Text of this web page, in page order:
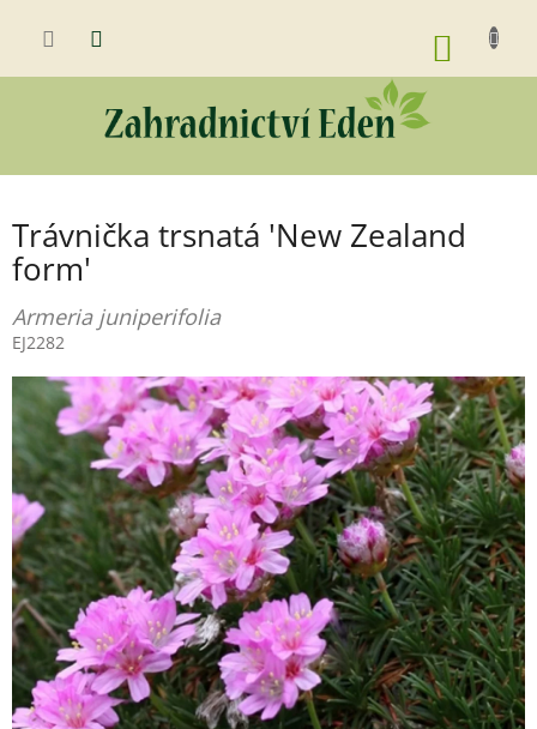
KOŠÍK
Trávnička trsnatá 'New Zealand
form'
Armeria juniperifolia
EJ2282